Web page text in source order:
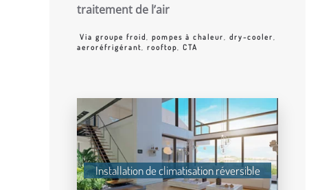
traitement de l’air
Via groupe froid, pompes à chaleur, dry-cooler,
aeroréfrigérant, rooftop, CTA
Installation de climatisation réversible